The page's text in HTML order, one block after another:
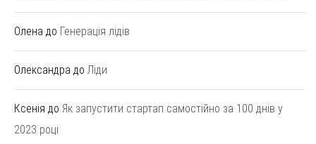
Олена до Генерація лідів
Олександра до Ліди
Ксенія до Як запустити стартап самостійно за 100 днів у
2023 році